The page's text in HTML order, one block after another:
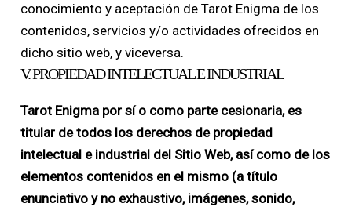
conocimiento y aceptación de Tarot Enigma de los
contenidos, servicios y/o actividades ofrecidos en
dicho sitio web, y viceversa.
V. PROPIEDAD INTELECTUAL E INDUSTRIAL
Tarot Enigma por sí o como parte cesionaria, es
titular de todos los derechos de propiedad
intelectual e industrial del Sitio Web, así como de los
elementos contenidos en el mismo (a título
enunciativo y no exhaustivo, imágenes, sonido,